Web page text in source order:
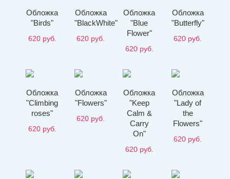
Обложка
"Birds"
620 руб.
Обложка
"BlackWhite"
620 руб.
Обложка
"Blue
Flower"
620 руб.
Обложка
"Butterfly"
620 руб.
Обложка
"Climbing
roses"
620 руб.
Обложка
"Flowers"
620 руб.
Обложка
"Keep
Calm &
Carry
On"
620 руб.
Обложка
"Lady of
the
Flowers"
620 руб.